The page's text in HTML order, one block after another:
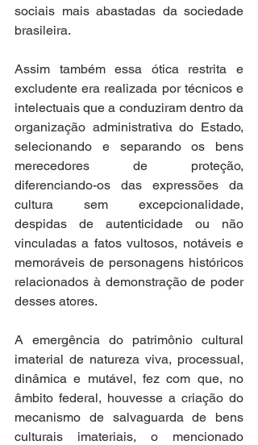
sociais mais abastadas da sociedade
brasileira.
Assim também essa ótica restrita e
excludente era realizada por técnicos e
intelectuais que a conduziram dentro da
organização administrativa do Estado,
selecionando e separando os bens
merecedores de proteção,
diferenciando-os das expressões da
cultura sem excepcionalidade,
despidas de autenticidade ou não
vinculadas a fatos vultosos, notáveis e
memoráveis de personagens históricos
relacionados à demonstração de poder
desses atores.
A emergência do patrimônio cultural
imaterial de natureza viva, processual,
dinâmica e mutável, fez com que, no
âmbito federal, houvesse a criação do
mecanismo de salvaguarda de bens
culturais imateriais, o mencionado